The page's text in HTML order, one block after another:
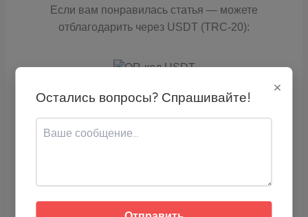
Если вам понравилась статья — можете
отблагодарить через USDT (TRC-20):
Адрес кошелька:
TCyyra9LZrQ4DvrScSqhoTR1TLYH2j6E
qc
Скопируйте адрес или используйте QR-код для перевода USDT.
×
Остались вопросы? Спрашивайте!